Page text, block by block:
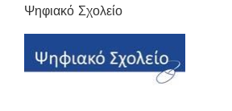
Ψηφιακό Σχολείο